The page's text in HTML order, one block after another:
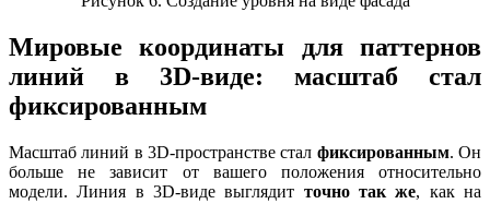
Мировые координаты для паттернов
линий в 3D-виде: масштаб стал
фиксированным
Масштаб линий в 3D-пространстве стал фиксированным. Он
больше не зависит от вашего положения относительно
модели. Линия в 3D-виде выглядит точно так же, как на